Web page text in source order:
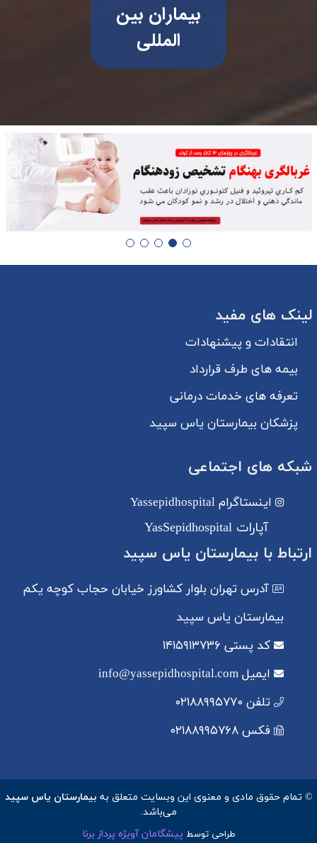
بیماران بین
المللی
لینک های مفید
انتقادات و پیشنهادات
بیمه های طرف قرارداد
تعرفه های خدمات درمانی
پزشکان بیمارستان یاس سپید
شبکه های اجتماعی
اینستاگرام Yassepidhospital
آپارات YasSepidhospital
ارتباط با بیمارستان یاس سپید
آدرس تهران بلوار کشاورز خیابان حجاب کوچه یکم
بیمارستان یاس سپید
کد پستی
ایمیل info@yassepidhospital.com
تلفن
فکس ۰۲۱۸۸۹۹۵۷۶۸
© تمام حقوق مادی و معنوی این وبسایت متعلق به بیمارستان یاس سپید
می‌باشد.
طراحی توسط پیشگامان آویژه پرداز برنا